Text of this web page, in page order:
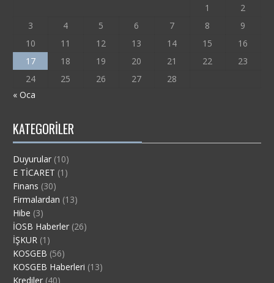
1
2
3
4 5 6 7 8
9
10
11 12 13 14 15
16
17
18 19 20 21 22
23
24
25 26 27
28
« Oca
KATEGORILER
Duyurular(10)
E TİCARET (1)
Finans (30)
Firmalardan (13)
Hibe (3)
İOSB Haberler(26)
İŞKUR (1)
KOSGEB (56)
KOSGEB Haberleri (13)
Krediler(40)